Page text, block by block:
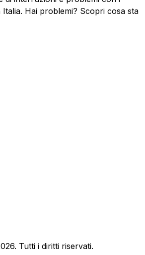
Hai problemi? Scopri cosa sta
Tutti i diritti riservati.